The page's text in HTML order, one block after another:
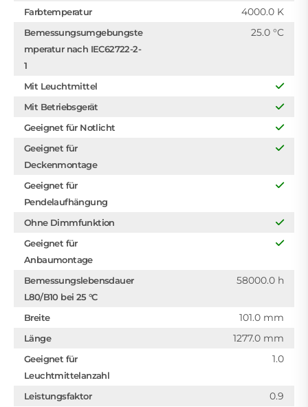
Farbtemperatur 4000.0 K
Bemessungsumgebungste
mperatur nach IEC62722-2-
1
25.0 °C
Mit Leuchtmittel
Mit Betriebsgerät
Geeignet für Notlicht
Geeignet für
Deckenmontage
Geeignet für
Pendelaufhängung
Ohne Dimmfunktion
Geeignet für
Anbaumontage
Bemessungslebensdauer
L80/B10 bei 25 °C
58000.0 h
Breite 101.0 mm
Länge 1277.0 mm
Geeignet für
Leuchtmittelanzahl
1.0
Leistungsfaktor 0.9